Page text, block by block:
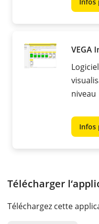
VEGA
niveau
Infos
Télécharger
Téléchargez cette